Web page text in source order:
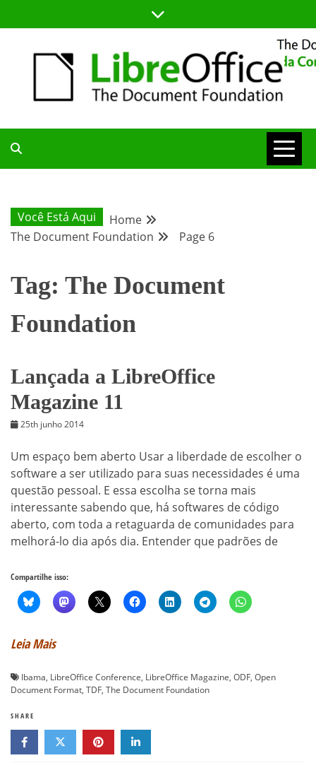
to
BLOG DA
COMUNIDADE
BRASILEIRA
Você Está Aqui
Home
The Document Foundation
Page 6
Tag: The Document
Foundation
Lançada a LibreOffice
Magazine 11
25th junho 2014
Um espaço bem aberto Usar a liberdade de escolher o
software a ser utilizado para suas necessidades é uma
questão pessoal. E essa escolha se torna mais
interessante sabendo que, há softwares de código
aberto, com toda a retaguarda de comunidades para
melhorá-lo dia após dia. Entender que padrões de
Compartilhe isso:
Leia Mais
Ibama, LibreOffice Conference, LibreOffice Magazine, ODF, Open
Document Format, TDF, The Document Foundation
SHARE